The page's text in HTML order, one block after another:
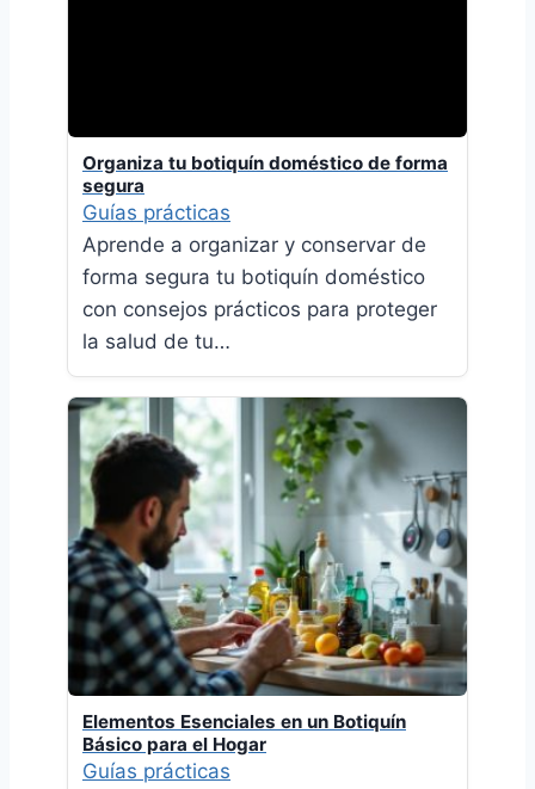
Organiza tu botiquín doméstico de forma
segura
Guías prácticas
Aprende a organizar y conservar de
forma segura tu botiquín doméstico
con consejos prácticos para proteger
la salud de tu…
Elementos Esenciales en un Botiquín
Básico para el Hogar
Guías prácticas